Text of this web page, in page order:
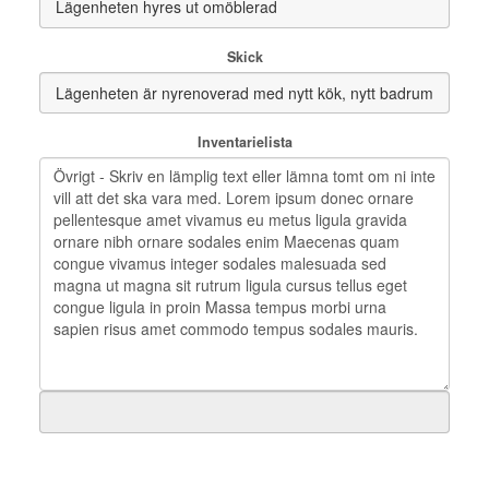
Skick
Inventarielista